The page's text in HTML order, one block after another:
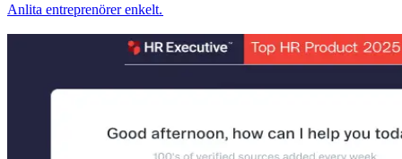
Anlita entreprenörer enkelt.​​